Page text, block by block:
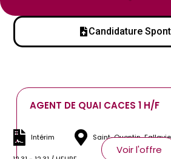
Candidature
AGENT DE QUAI CACES 1 H/F
Intérim Saint-Quentin-
Voir l'offre